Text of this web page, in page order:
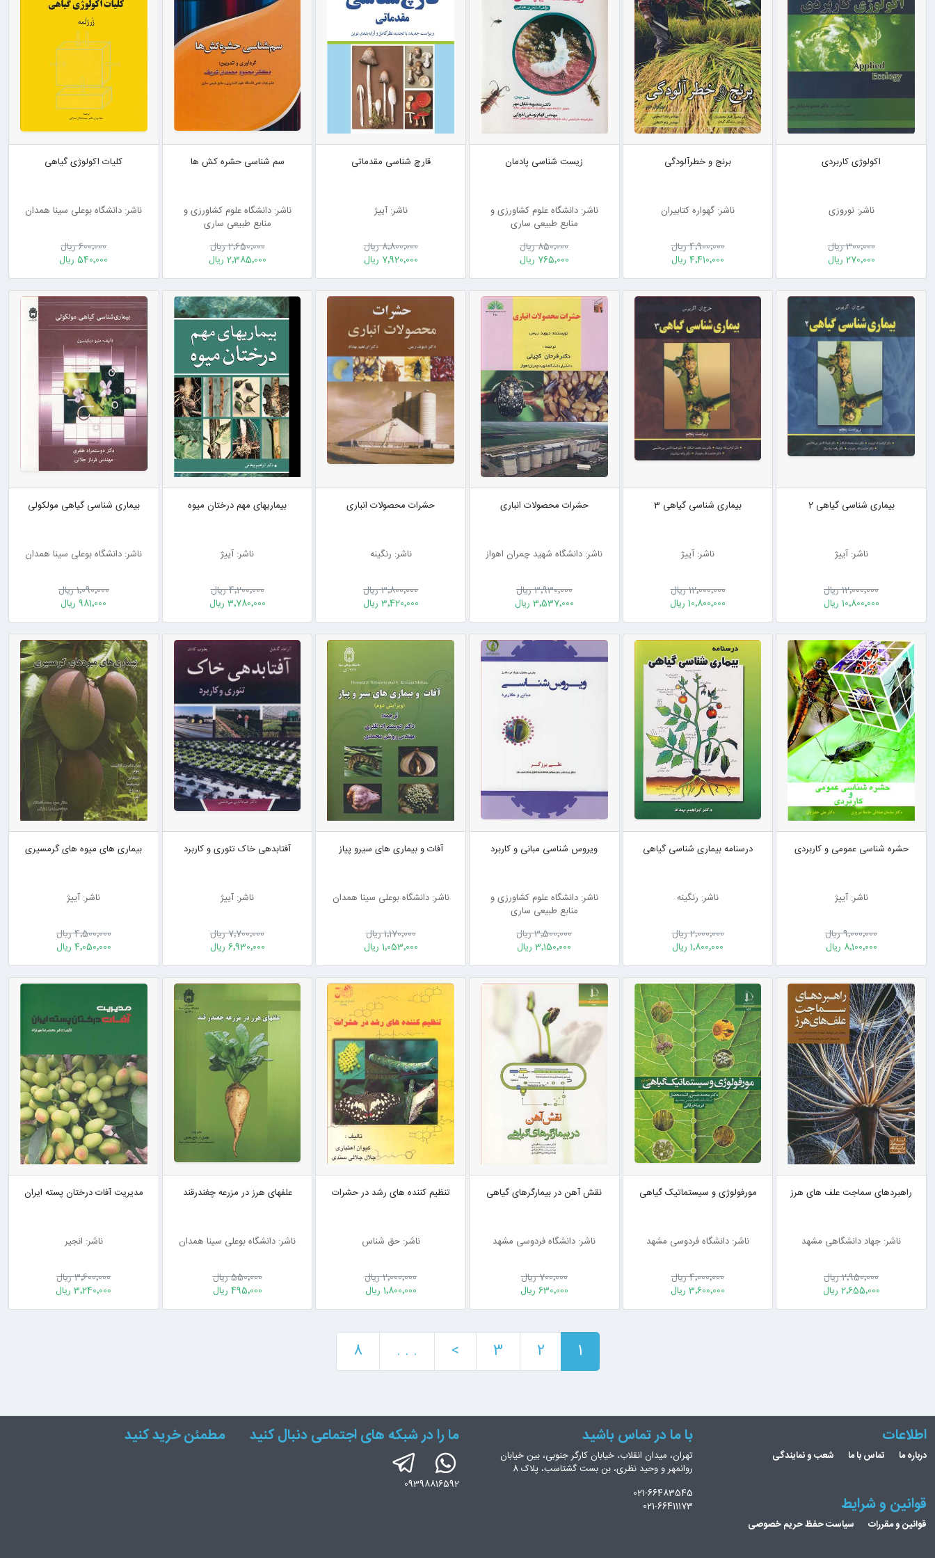
اکولوژی کاربردی
ناشر: نوروزی
300٬000 ریال
270٬000 ریال
برنج و خطرآلودگی
ناشر: گهواره کتابیران
4٬900٬000 ریال
4٬410٬000 ریال
زیست شناسی پادمان
ناشر: دانشگاه علوم کشاورزی و
منابع طبیعی ساری
850٬000 ریال
765٬000 ریال
قارچ شناسی مقدماتی
ناشر: آییژ
8٬800٬000 ریال
7٬920٬000 ریال
سم شناسی حشره کش ها
ناشر: دانشگاه علوم کشاورزی و
منابع طبیعی ساری
2٬650٬000 ریال
2٬385٬000 ریال
کلیات اکولوژی گیاهی
ناشر: دانشگاه بوعلی سینا همدان
600٬000 ریال
540٬000 ریال
بیماری شناسی گیاهی 2
ناشر: آییژ
12٬000٬000 ریال
10٬800٬000 ریال
بیماری شناسی گیاهی 3
ناشر: آییژ
12٬000٬000 ریال
10٬800٬000 ریال
حشرات محصولات انباری
ناشر: دانشگاه شهید چمران اهواز
3٬930٬000 ریال
3٬537٬000 ریال
حشرات محصولات انباری
ناشر: رنگینه
3٬800٬000 ریال
3٬420٬000 ریال
بیماریهای مهم درختان میوه
ناشر: آییژ
4٬200٬000 ریال
3٬780٬000 ریال
بیماری شناسی گیاهی مولکولی
ناشر: دانشگاه بوعلی سینا همدان
1٬090٬000 ریال
981٬000 ریال
حشره شناسی عمومی و کاربردی
ناشر: آییژ
9٬000٬000 ریال
8٬100٬000 ریال
درسنامه بیماری شناسی گیاهی
ناشر: رنگینه
2٬000٬000 ریال
1٬800٬000 ریال
ویروس شناسی مبانی و کاربرد
ناشر: دانشگاه علوم کشاورزی و
منابع طبیعی ساری
3٬500٬000 ریال
3٬150٬000 ریال
آفات و بیماری های سیرو پیاز
ناشر: دانشگاه بوعلی سینا همدان
1٬170٬000 ریال
1٬053٬000 ریال
آفتابدهی خاک تئوری و کاربرد
ناشر: آییژ
7٬700٬000 ریال
6٬930٬000 ریال
بیماری های میوه های گرمسیری
ناشر: آییژ
4٬500٬000 ریال
4٬050٬000 ریال
راهبردهای سماجت علف های هرز
ناشر: جهاد دانشگاهی مشهد
2٬950٬000 ریال
2٬655٬000 ریال
مورفولوژی و سیستماتیک گیاهی
ناشر: دانشگاه فردوسی مشهد
4٬000٬000 ریال
3٬600٬000 ریال
نقش آهن در بیمارگرهای گیاهی
ناشر: دانشگاه فردوسی مشهد
700٬000 ریال
630٬000 ریال
تنظیم کننده های رشد در حشرات
ناشر: حق شناس
2٬000٬000 ریال
1٬800٬000 ریال
علفهای هرز در مزرعه چغندرقند
ناشر: دانشگاه بوعلی سینا همدان
550٬000 ریال
495٬000 ریال
مدیریت آفات درختان پسته ایران
ناشر: انجیر
3٬600٬000 ریال
3٬240٬000 ریال
1
2
3
>
. . .
8
اطلاعات
درباره ما تماس با ما شعب و نمایندگی
قوانین و شرایط
قوانین و مقررات سیاست حفظ حریم خصوصی
با ما در تماس باشید
تهران، میدان انقلاب، خیابان کارگر جنوبی، بین خیابان
روانمهر و وحید نظری، بن بست گشتاسب، پلاک 8
021-66483545
021-66411173
ما را در شبکه های اجتماعی دنبال کنید
09398816592
مطمئن خرید کنید